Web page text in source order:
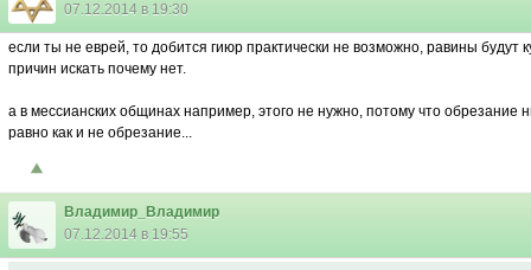
07.12.2014 в 19:30
если ты не еврей, то добится гиюр практически не возможно, равины будут
причин искать почему нет.
а в мессианских общинах например, этого не нужно, потому что обрезание
равно как и не обрезание...
Владимир_Владимир
07.12.2014 в 19:55